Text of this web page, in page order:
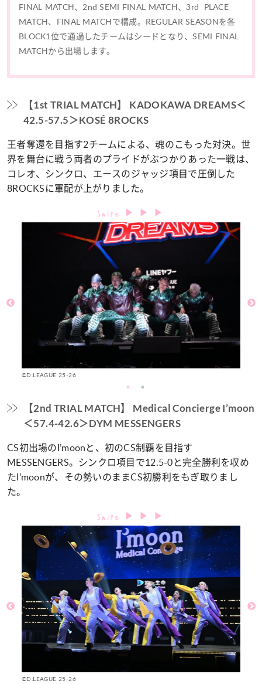
FINAL MATCH、2nd SEMI FINAL MATCH、3rd PLACE
MATCH、FINAL MATCHで構成。REGULAR SEASONを各
BLOCK1位で通過したチームはシードとなり、SEMI FINAL
MATCHから出場します。
【1st TRIAL MATCH】 KADOKAWA DREAMS＜
42.5-57.5＞KOSÉ 8ROCKS
王者奪還を目指す2チームによる、魂のこもった対決。世
界を舞台に戦う両者のプライドがぶつかりあった一戦は、
コレオ、シンクロ、エースのジャッジ項目で圧倒した
8ROCKSに軍配が上がりました。
©D.LEAGUE 25-26
【2nd TRIAL MATCH】 Medical Concierge I’moon
＜57.4-42.6＞DYM MESSENGERS
CS初出場のI’moonと、初のCS制覇を目指す
MESSENGERS。シンクロ項目で12.5-0と完全勝利を収め
たI’moonが、その勢いのままCS初勝利をもぎ取りまし
た。
©D.LEAGUE 25-26